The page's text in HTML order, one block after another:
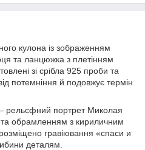
кулона із зображенням
та ланцюжка з плетінням
зі срібла 925 проби та
потемніння й подовжує термін
рельєфний портрет Миколая
обрамленням з кириличним
гравіювання «спаси и
деталям.